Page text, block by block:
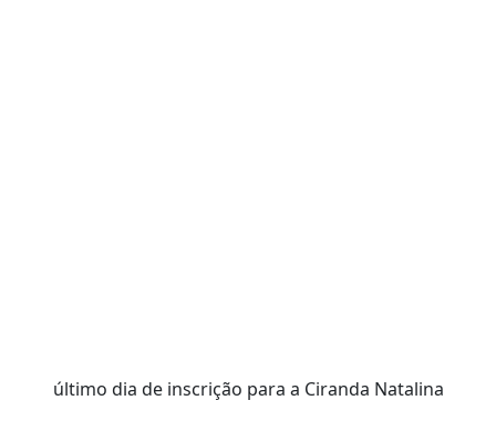
último dia de inscrição para a Ciranda Natalina